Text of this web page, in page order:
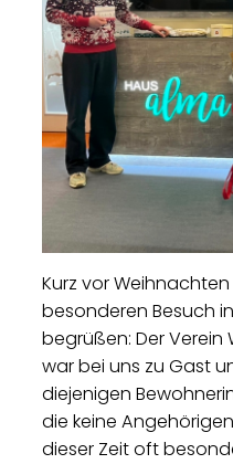
Kurz vor
besonderen Besuch
begrüßen: Der Verein
war bei uns zu Gast
diejenigen
die keine
dieser Zeit oft